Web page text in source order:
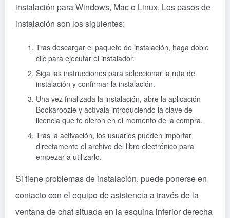
instalación para Windows, Mac o Linux. Los pasos de
instalación son los siguientes:
Tras descargar el paquete de instalación, haga doble
clic para ejecutar el instalador.
Siga las instrucciones para seleccionar la ruta de
instalación y confirmar la instalación.
Una vez finalizada la instalación, abre la aplicación
Bookaroozie y actívala introduciendo la clave de
licencia que te dieron en el momento de la compra.
Tras la activación, los usuarios pueden importar
directamente el archivo del libro electrónico para
empezar a utilizarlo.
Si tiene problemas de instalación, puede ponerse en
contacto con el equipo de asistencia a través de la
ventana de chat situada en la esquina inferior derecha